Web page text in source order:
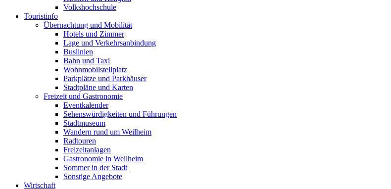
Volkshochschule
Touristinfo
Übernachtung und Mobilität
Hotels und Zimmer
Lage und Verkehrsanbindung
Buslinien
Bahn und Taxi
Wohnmobilstellplatz
Parkplätze und Parkhäuser
Stadtpläne und Karten
Freizeit und Gastronomie
Eventkalender
Sehenswürdigkeiten und Führungen
Stadtmuseum
Wandern rund um Weilheim
Radtouren
Freizeitanlagen
Gastronomie in Weilheim
Sommer in der Stadt
Sonstige Angebote
Wirtschaft